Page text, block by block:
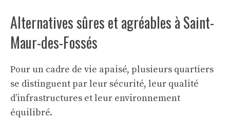
Alternatives sûres et agréables à Saint-
Maur-des-Fossés
Pour un cadre de vie apaisé, plusieurs quartiers
se distinguent par leur sécurité, leur qualité
d’infrastructures et leur environnement
équilibré.